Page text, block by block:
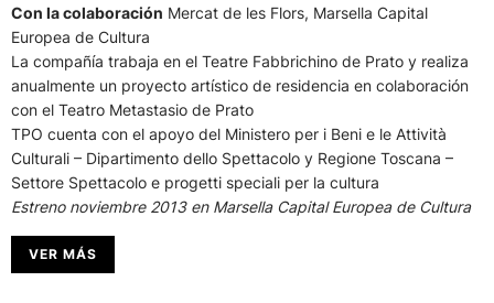
Con la colaboración Mercat de les Flors, Marsella Capital
Europea de Cultura
La compañía trabaja en el Teatre Fabbrichino de Prato y realiza
anualmente un proyecto artístico de residencia en colaboración
con el Teatro Metastasio de Prato
TPO cuenta con el apoyo del Ministero per i Beni e le Attività
Culturali – Dipartimento dello Spettacolo y Regione Toscana –
Settore Spettacolo e progetti speciali per la cultura
Estreno noviembre 2013 en Marsella Capital Europea de Cultura
VER MÁS